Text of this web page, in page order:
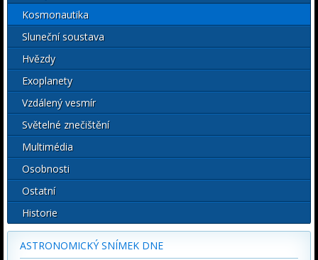
Kosmonautika
Sluneční soustava
Hvězdy
Exoplanety
Vzdálený vesmír
Světelné znečištění
Multimédia
Osobnosti
Ostatní
Historie
ASTRONOMICKÝ SNÍMEK DNE